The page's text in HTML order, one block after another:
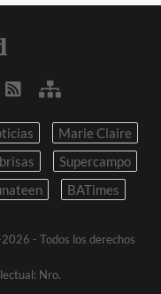
Marie Claire
Supercampo
BATimes
- Todos los derechos
Nro.